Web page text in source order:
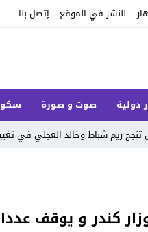
للنشر في الموقع إتصل بنا
دولية صوت و صورة
ريم شباط وخالد العجلي في
كندر و يوقف